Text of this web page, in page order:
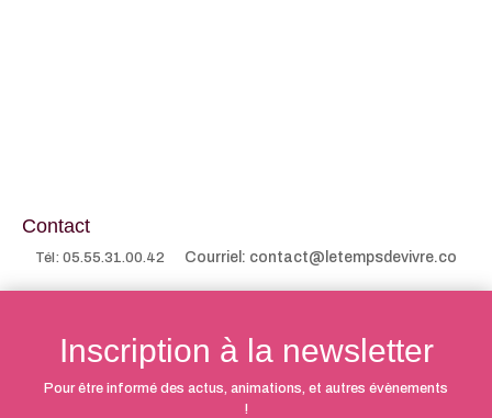
Contact
Tél: 05.55.31.00.42 Courriel: contact@letempsdevivre.co
Inscription à la newsletter
Pour être informé des actus, animations, et autres évènements
!